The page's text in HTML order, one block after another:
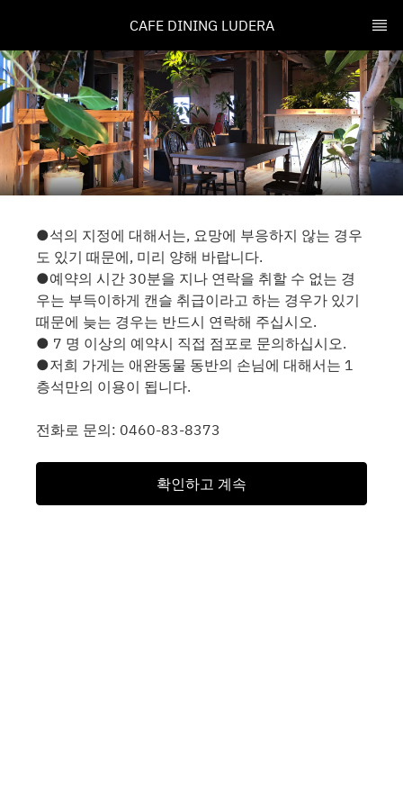
CAFE DINING LUDERA
●석의 지정에 대해서는, 요망에 부응하지 않는 경우
도 있기 때문에, 미리 양해 바랍니다.
●예약의 시간 30분을 지나 연락을 취할 수 없는 경
우는 부득이하게 캔슬 취급이라고 하는 경우가 있기
때문에 늦는 경우는 반드시 연락해 주십시오.
● 7 명 이상의 예약시 직접 점포로 문의하십시오.
●저희 가게는 애완동물 동반의 손님에 대해서는 1
층석만의 이용이 됩니다.
전화로 문의: 0460-83-8373
확인하고 계속